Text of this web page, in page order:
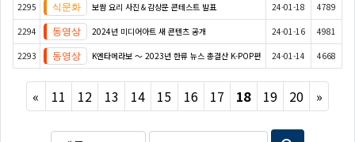
2295 보쌈 요리 사진＆감상문 콘테스트 발표 24-01-18 4789
2294 2024년 미디어아트 새 콘텐츠 공개 24-01-16 4981
2293 K엔타메라보 ～ 2023년 한류 뉴스 총결산 K-POP편 24-01-14 4668
« Previous
11 12 13 14 15 16 17 18 19 20 »Next